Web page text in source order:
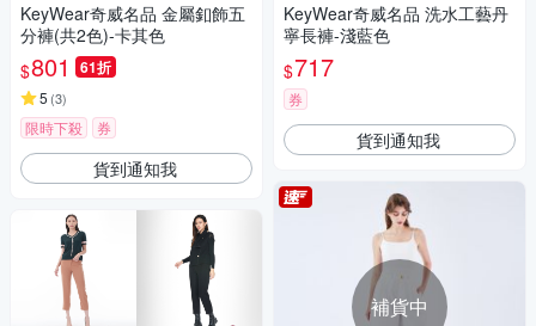
KeyWear奇威名品 金屬釦飾五
分褲(共2色)-卡其色
$801 61折
5 (3)
限時下殺 券
貨到通知我
KeyWear奇威名品 洗水工藝丹
寧長褲-淺藍色
$717
券
貨到通知我
補貨中